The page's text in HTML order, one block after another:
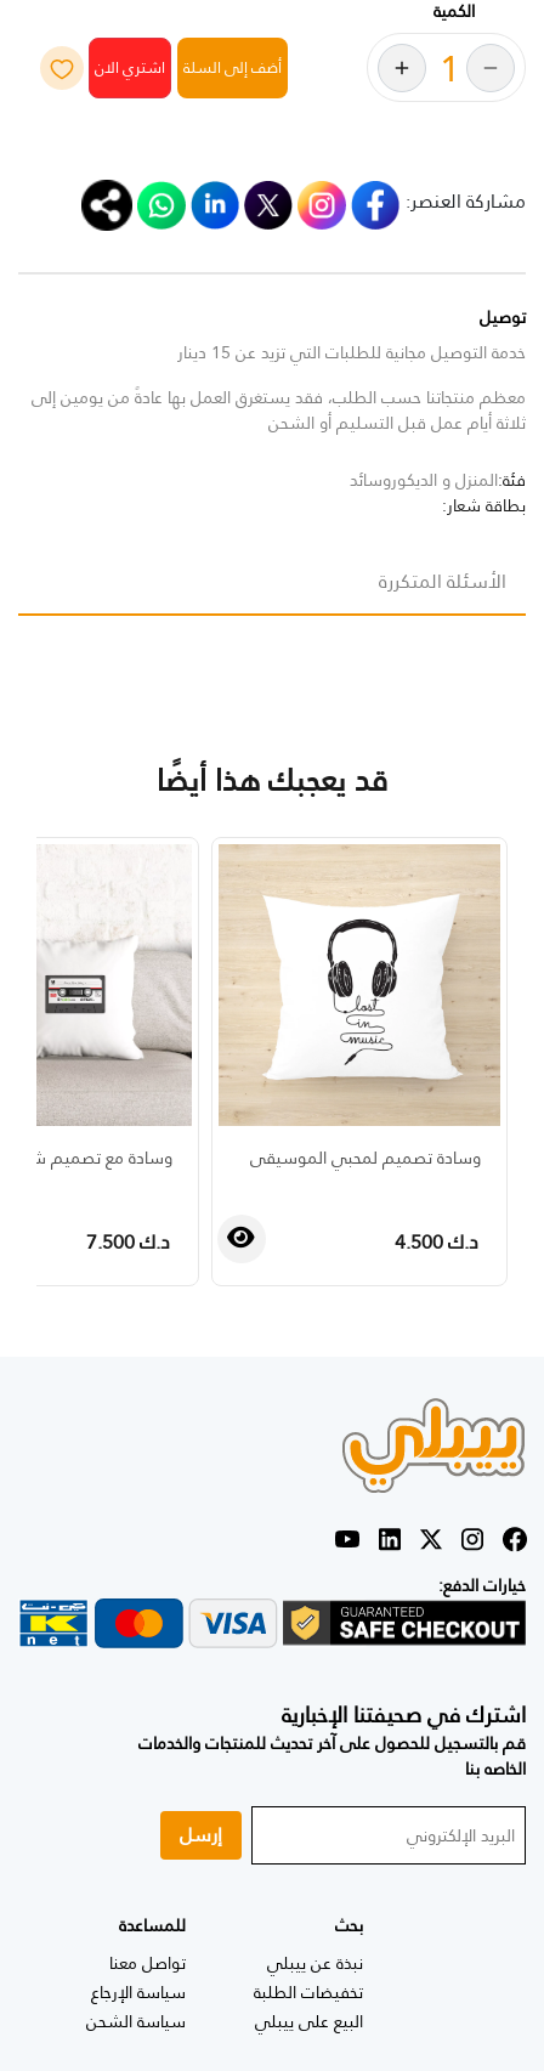
الكمية
أضف إلى السلة
مشاركة العنصر:
توصيل
خدمة التوصيل مجانية للطلبات التي تزيد عن 15 دينار
معظم منتجاتنا حسب الطلب، فقد يستغرق العمل بها عادةً من يومين إلى
ثلاثة أيام عمل قبل التسليم أو الشحن
فئة:المنزل و الديكوروسائد
بطاقة شعار:
الأسئلة المتكررة
قد يعجبك هذا أيضًا
وسادة تصميم لمحبي الموسيقى
د.ك 4.500
وسادة مع تصميم
د.ك 7.500
خيارات الدفع:
اشترك في صحيفتنا الإخبارية
قم بالتسجيل للحصول على آخر تحديث للمنتجات والخدمات
الخاصه بنا
إرسل
بحث
نبذة عن ييبلي
تخفيضات الطلبة
البيع على ييبلي
للمساعدة
تواصل معنا
سياسة الإرجاع
سياسة الشحن